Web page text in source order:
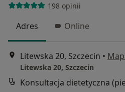
198 opinii
Adres Online
Litewska 20, Szczecin •
Litewska 20, Szczecin
Konsultacja dietetyczna